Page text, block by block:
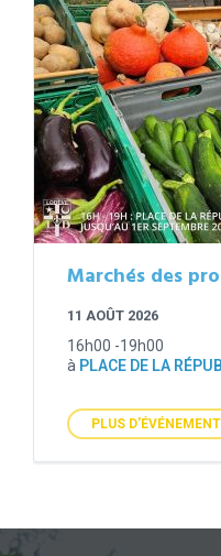
Marchés des
11 AOÛT 2026
16h00 -19h00
à PLACE DE LA
PLUS